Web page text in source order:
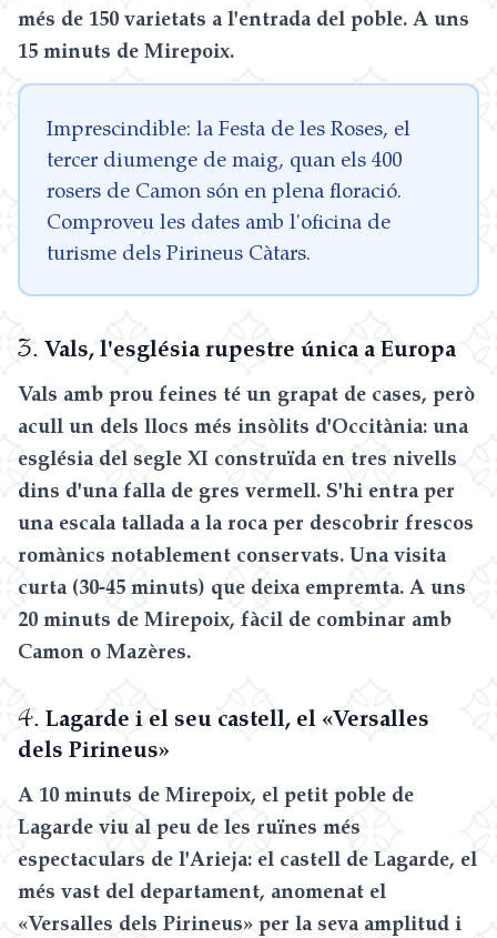
més de 150 varietats a l'entrada del poble. A uns
15 minuts de Mirepoix.
Imprescindible: la Festa de les Roses, el
tercer diumenge de maig, quan els 400
rosers de Camon són en plena floració.
Comproveu les dates amb l'oficina de
turisme dels Pirineus Càtars.
3. Vals, l'església rupestre única a Europa
Vals amb prou feines té un grapat de cases, però
acull un dels llocs més insòlits d'Occitània: una
església del segle XI construïda en tres nivells
dins d'una falla de gres vermell. S'hi entra per
una escala tallada a la roca per descobrir frescos
romànics notablement conservats. Una visita
curta (30-45 minuts) que deixa empremta. A uns
20 minuts de Mirepoix, fàcil de combinar amb
Camon o Mazères.
4. Lagarde i el seu castell, el «Versalles
dels Pirineus»
A 10 minuts de Mirepoix, el petit poble de
Lagarde viu al peu de les ruïnes més
espectaculars de l'Arieja: el castell de Lagarde, el
més vast del departament, anomenat el
«Versalles dels Pirineus» per la seva amplitud i